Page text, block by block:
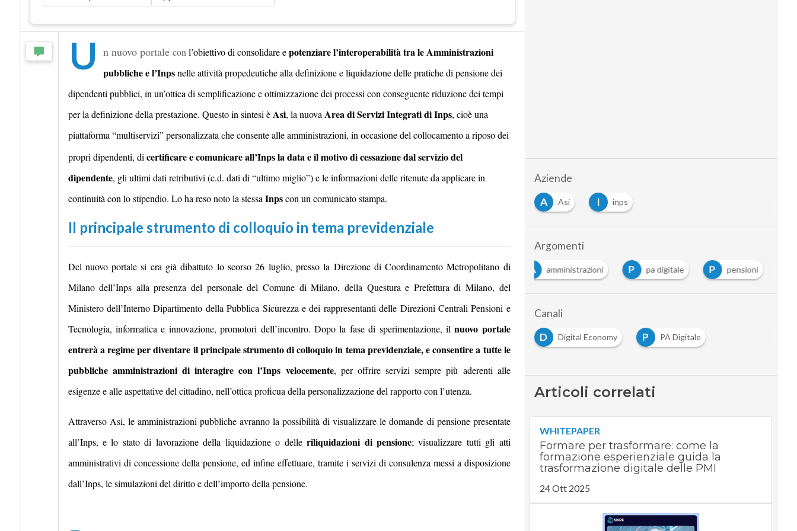
U n nuovo portale conl’obiettivo di consolidare epotenziare l’interoperabilità tra le Amministrazioni
pubbliche e l’Inpsnelle attività propedeutiche alla definizione e liquidazione delle pratiche di pensione dei
dipendenti pubblici, in un’ottica di semplificazione e ottimizzazione dei processi con conseguente riduzione dei tempi
per la definizione della prestazione. Questo in sintesi èAsi, la nuovaArea di Servizi Integrati di Inps, cioè una
piattaforma “multiservizi” personalizzata che consente alle amministrazioni, in occasione del collocamento a riposo dei
propri dipendenti, dicertificare e comunicare all’Inps la data e il motivo di cessazione dal servizio del
dipendente, gli ultimi dati retributivi (c.d. dati di “ultimo miglio”) e le informazioni delle ritenute da applicare in
continuità con lo stipendio. Lo ha reso noto la stessaInpscon un comunicato stampa.
Il principale strumento di colloquio in tema previdenziale
Del nuovo portale si era già dibattuto lo scorso 26 luglio, presso la Direzione di Coordinamento Metropolitano di
Milano dell’Inps alla presenza del personale del Comune di Milano, della Questura e Prefettura di Milano, del
Ministero dell’Interno Dipartimento della Pubblica Sicurezza e dei rappresentanti delle Direzioni Centrali Pensioni e
Tecnologia, informatica e innovazione, promotori dell’incontro. Dopo la fase di sperimentazione, ilnuovo portale
entrerà a regime per diventare il principale strumento di colloquio in tema previdenziale, e consentire a tutte le
pubbliche amministrazioni di interagire con l’Inps velocemente, per offrire servizi sempre più aderenti alle
esigenze e alle aspettative del cittadino, nell’ottica proficua della personalizzazione del rapporto con l’utenza.
Attraverso Asi, le amministrazioni pubbliche avranno la possibilità divisualizzare le domande di pensione presentate
all’Inps, e lo stato di lavorazione della liquidazione o delleriliquidazioni di pensione; visualizzare tutti gli atti
amministrativi di concessione della pensione, ed infine effettuare, tramite i servizi di consulenza messi a disposizione
dall’Inps, le simulazioni del diritto e dell’importo della pensione.
Aziende
A
Asi I inps
Argomenti
A
amministrazioni P pa digitale P pensioni
Canali
D
Digital Economy P PA Digitale
Articoli correlati
WHITEPAPER
Formare per trasformare: come la
formazione esperienziale guida la
trasformazione digitale delle PMI
24 Ott 2025